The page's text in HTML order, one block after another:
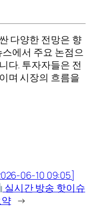
다양한 전망은 향
에서 주요 논점으
다. 투자자들은 전
며 시장의 흐름을
06-10 09:05]
실시간 방송 핫이슈
→